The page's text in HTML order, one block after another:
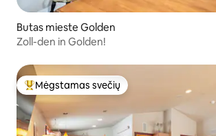
Butas mieste Golden
Zoll-den in Golden!
Svečių mėgstamiausias
Mėgstamas svečių